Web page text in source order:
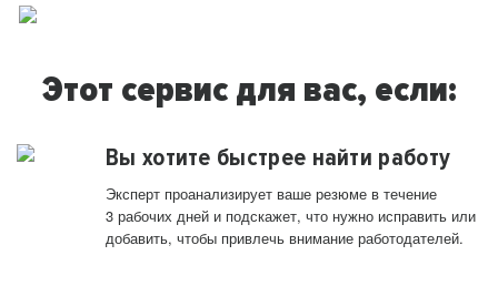
Этот сервис для вас, если:
Вы хотите быстрее найти работу
Эксперт проанализирует ваше резюме в течение
3 рабочих дней и подскажет, что нужно исправить или
добавить, чтобы привлечь внимание работодателей.